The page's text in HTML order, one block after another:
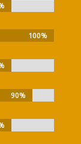
100%
100%
90%
90%